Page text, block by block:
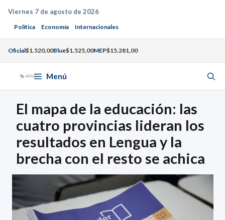
Saltar
contenido
Viernes 7 de agosto de 2026
Política Economía Internacionales
Oficial$1.520,00Blue$1.525,00MEP$15.281,00
Menú
El mapa de la educación: las
cuatro provincias lideran los
resultados en Lengua y la
brecha con el resto se achica